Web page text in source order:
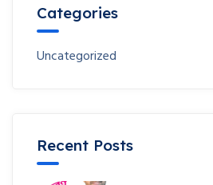
Categories
Uncategorized
Recent Posts